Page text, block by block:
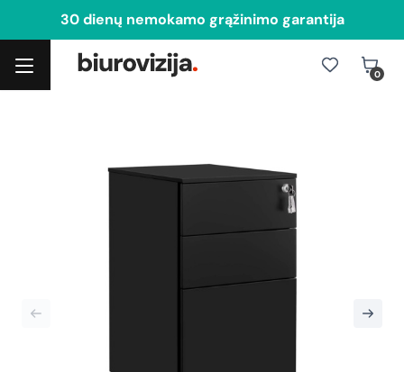
30 dienų nemokamo grąžinimo garantija
0